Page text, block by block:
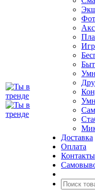
Доставка
Оплата
Контакты